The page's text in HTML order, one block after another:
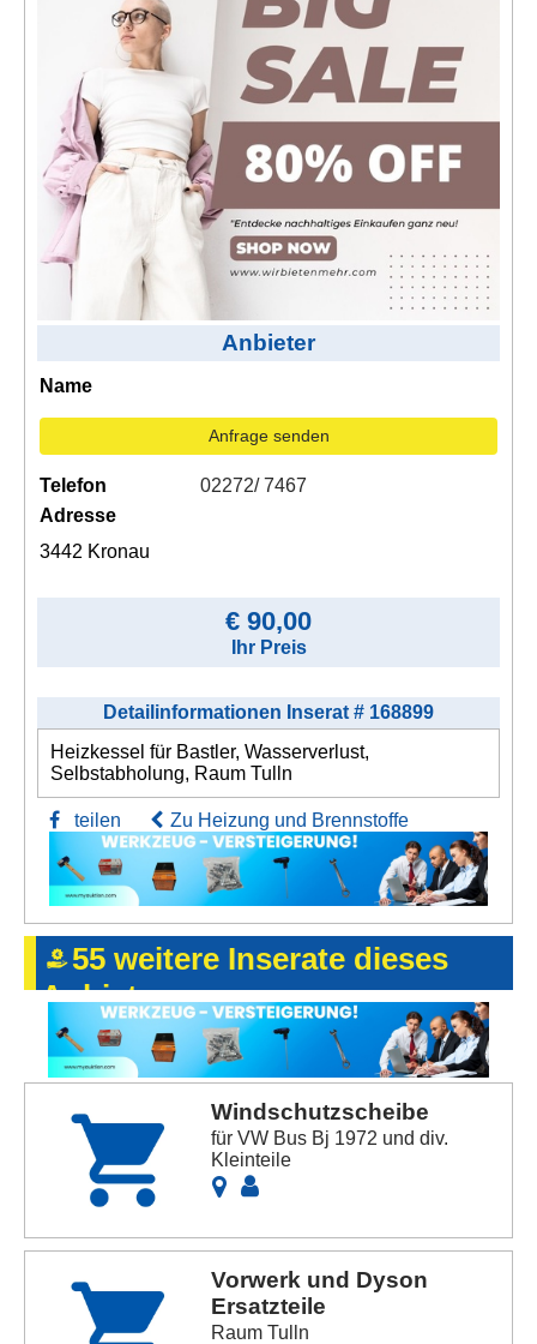
AGB, Nutzungsbedingungen
Impressum
Anbieter
Name
Anfrage senden
Telefon
02272/ 7467
Adresse
3442 Kronau
€ 90,00
Ihr Preis
Detailinformationen Inserat # 168899
Heizkessel für Bastler, Wasserverlust,
Selbstabholung, Raum Tulln
teilen Zu Heizung und Brennstoffe
55 weitere Inserate dieses
Anbieters
Windschutzscheibe
für VW Bus Bj 1972 und div.
Kleinteile
Vorwerk und Dyson
Ersatzteile
Raum Tulln